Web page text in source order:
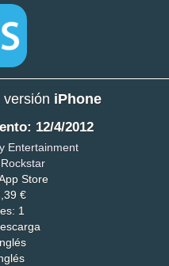
versión iPhone
12/4/2012
Entertainment
Rockstar
Store
€
1